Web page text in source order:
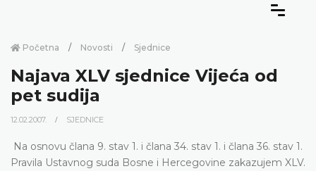
Početna Novosti Sjednice
Najava XLV sjednice Vijeća od
pet sudija
12.02.2007. SJEDNICE
Na osnovu člana 9. stav 1. i člana 34. stav 1. i člana 36. stav 1.
Pravila Ustavnog suda Bosne i Hercegovine zakazujem XLV.